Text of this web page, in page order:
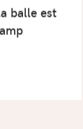
balle est